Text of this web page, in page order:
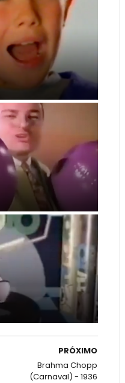
PRÓXIMO
Brahma Chopp
(Carnaval) - 1936